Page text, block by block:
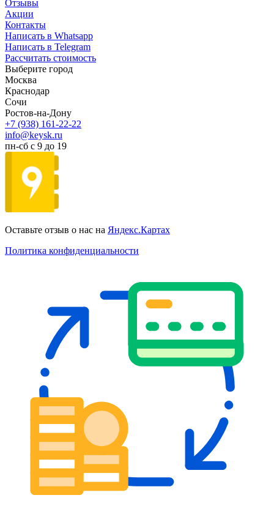
Отзывы
Акции
Контакты
Написать в Whatsapp
Написать в Telegram
Рассчитать стоимость
Выберите город
Москва
Краснодар
Сочи
Ростов-на-Дону
+7 (938) 161-22-22
info@keysk.ru
пн-сб с 9 до 19
Оставьте отзыв о нас на Яндекс.Картах
Политика конфиденциальности